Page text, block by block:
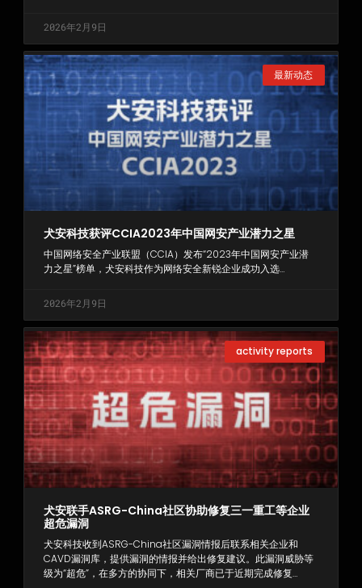
2026年2月9日
最新动态
犬安科技获评CCIA2023年中国网安产业潜力之星
中国网络安全产业联盟（CCIA）发布“2023年中国网安产业潜
力之星”榜单，犬安科技作为网络安全新锐企业成功入选…
2026年2月9日
activity reports
犬安联手ASRG-China社区协助修复三一重工等企业
超危漏洞
犬安科技收到ASRG-China社区漏洞情报后联系相关企业和
CAVD漏洞库，提供漏洞的情报并给出修复建议。此漏洞威胁等
级为“超危”，在多方的协同下，相关厂商已于近期完成修复…